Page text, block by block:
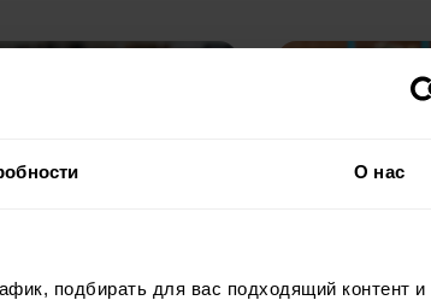
О нас
подбирать для вас подходящий контент и